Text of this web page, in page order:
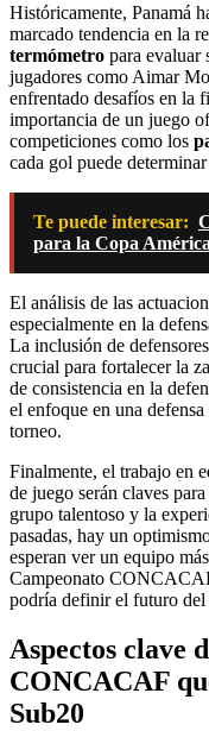
Históricamente, Panamá
marcado tendencia en la
termómetro para evaluar
jugadores como Aimar
enfrentado desafíos en la
importancia de un juego
competiciones como los
cada gol puede
Te puede interesar:
para la Copa América
El análisis de las
especialmente en la
La inclusión de
crucial para fortalecer la
de consistencia en la
el enfoque en una
torneo.
Finalmente, el trabajo en
de juego serán claves
grupo talentoso y la
pasadas, hay un
esperan ver un equipo
Campeonato
podría definir el futuro
Aspectos clave
CONCACAF
Sub20